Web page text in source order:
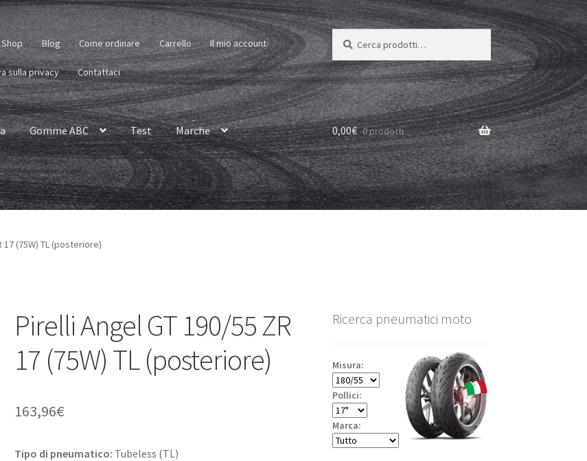
Shop Blog Come ordinare Carrello Il mio account
sulla privacy Contattaci
Cerca:
Cerca
Gomme ABC Test Marche 0,00€ 0 prodotti
17 (75W) TL (posteriore)
Pirelli Angel GT 190/55 ZR
17 (75W) TL (posteriore)
163,96€
Tipo di pneumatico: Tubeless (TL)
Ricerca pneumatici moto
Misura:
Pollici:
Marca: